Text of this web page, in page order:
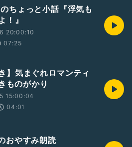
ちょっと小話『浮気も
！』
20:00:10
07:25
】気まぐれロマンティ
ものがかり
15:00:04
04:01
おやすみ朗読